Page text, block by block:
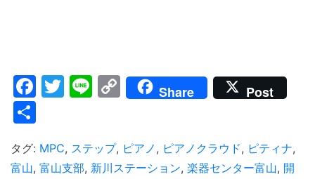
Facebook
Twitter
LineCopy
Link
Share Post
タグ: MPC, ステップ, ピアノ , ピアノクラウド, ピティナ,
富山, 富山支部, 新川ステーション, 楽器センター富山, 開